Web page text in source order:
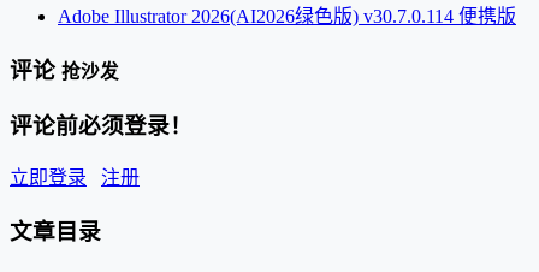
Adobe Illustrator 2026(AI2026绿色版) v30.7.0.114 便携版
评论 抢沙发
评论前必须登录！
立即登录 注册
文章目录